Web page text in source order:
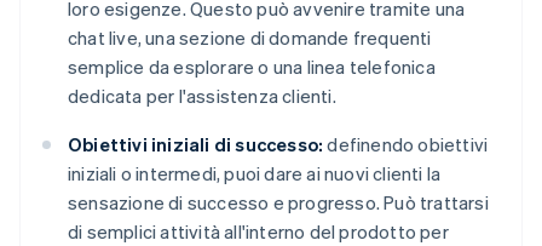
loro esigenze. Questo può avvenire tramite una
chat live, una sezione di domande frequenti
semplice da esplorare o una linea telefonica
dedicata per l'assistenza clienti.
Obiettivi iniziali di successo: definendo obiettivi
iniziali o intermedi, puoi dare ai nuovi clienti la
sensazione di successo e progresso. Può trattarsi
di semplici attività all'interno del prodotto per